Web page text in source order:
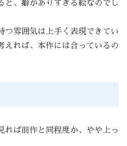
と、癖がありすぎる絵なのでし
つ雰囲気は上手く表現できてい
えれば、本作には合っているの
れば前作と同程度か、やや上っ